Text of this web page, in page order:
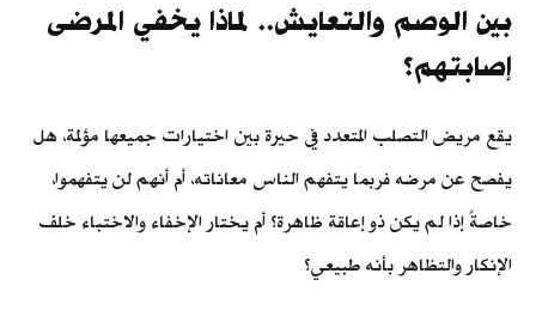
بين الوصم والتعايش.. لماذا يخفي المرضى
إصابتهم؟
يقع مريض التصلب المتعدد في حيرة بين اختيارات جميعها مؤلمة، هل
يفصح عن مرضه فربما يتفهم الناس معاناته، أم أنهم لن يتفهموا،
خاصةً إذا لم يكن ذو إعاقة ظاهرة؟ أم يختار الإخفاء والاختباء خلف
الإنكار والتظاهر بأنه طبيعي؟